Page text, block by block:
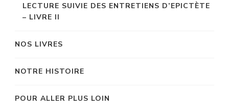
LECTURE SUIVIE DES ENTRETIENS D’EPICTÈTE
– LIVRE II
NOS LIVRES
NOTRE HISTOIRE
POUR ALLER PLUS LOIN